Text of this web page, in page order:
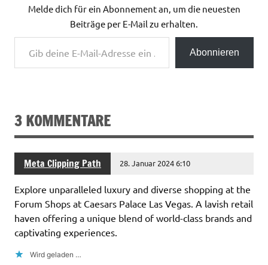
Melde dich für ein Abonnement an, um die neuesten
Beiträge per E-Mail zu erhalten.
Gib deine E-Mail-Adresse ein ...
Abonnieren
3 KOMMENTARE
Meta Clipping Path 28. Januar 2024 6:10
Explore unparalleled luxury and diverse shopping at the
Forum Shops at Caesars Palace Las Vegas. A lavish retail
haven offering a unique blend of world-class brands and
captivating experiences.
Wird geladen …